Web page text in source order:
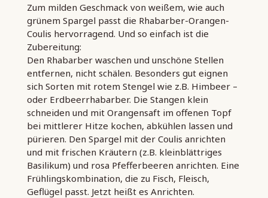
Zum milden Geschmack von weißem, wie auch
grünem Spargel passt die Rhabarber-Orangen-
Coulis hervorragend. Und so einfach ist die
Zubereitung:
Den Rhabarber waschen und unschöne Stellen
entfernen, nicht schälen. Besonders gut eignen
sich Sorten mit rotem Stengel wie z.B. Himbeer –
oder Erdbeerrhabarber. Die Stangen klein
schneiden und mit Orangensaft im offenen Topf
bei mittlerer Hitze kochen, abkühlen lassen und
pürieren. Den Spargel mit der Coulis anrichten
und mit frischen Kräutern (z.B. kleinblättriges
Basilikum) und rosa Pfefferbeeren anrichten. Eine
Frühlingskombination, die zu Fisch, Fleisch,
Geflügel passt. Jetzt heißt es Anrichten.